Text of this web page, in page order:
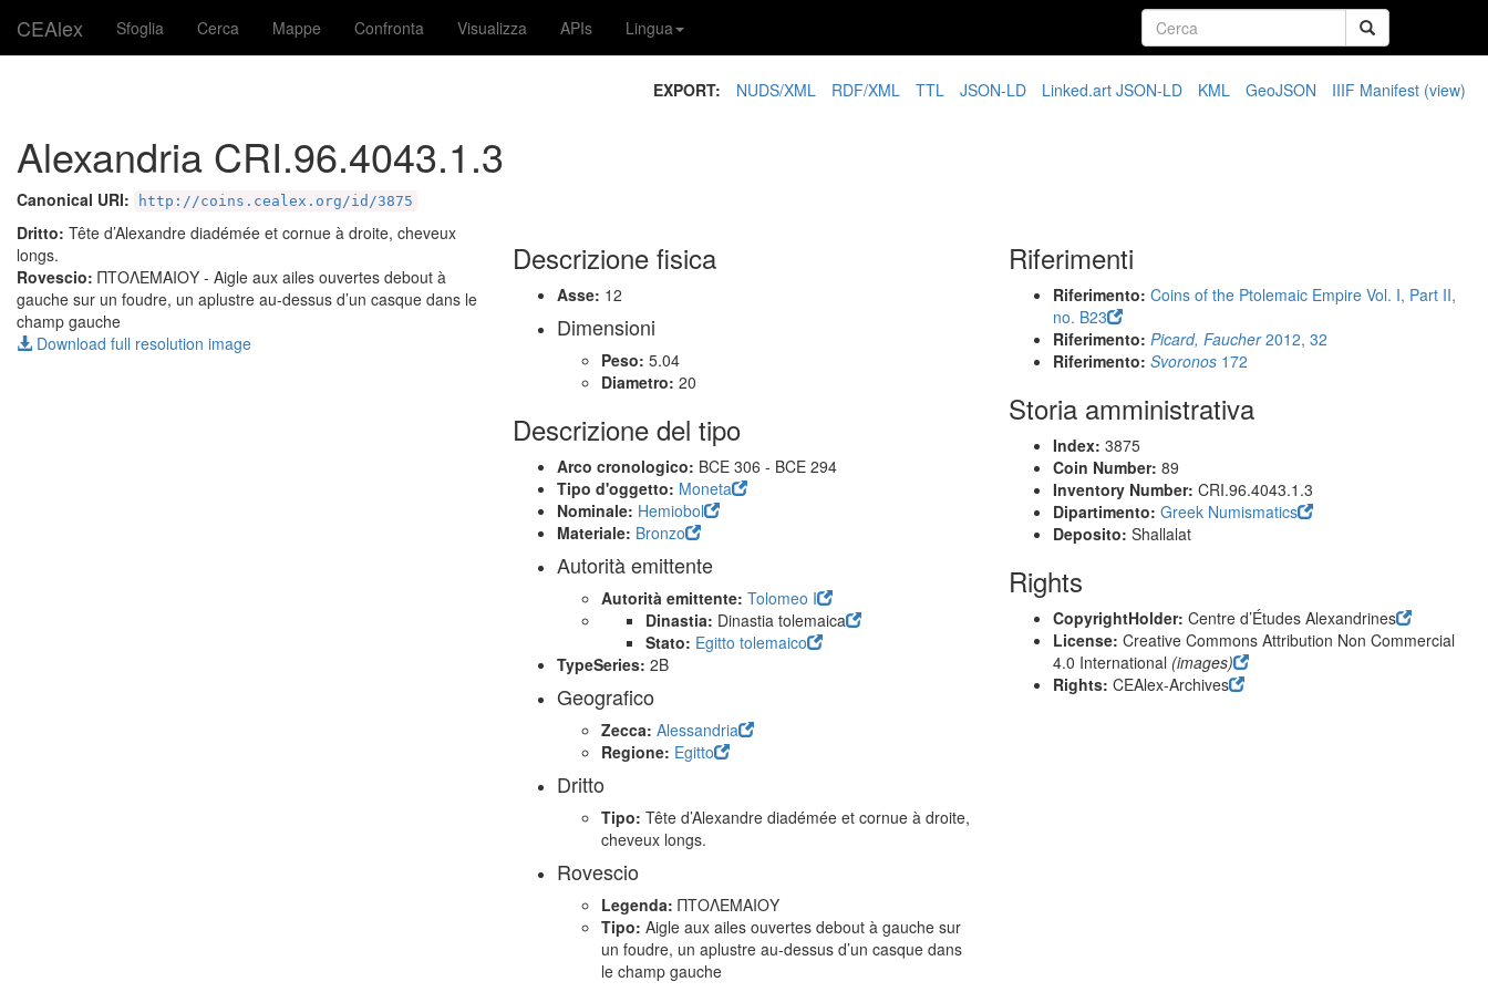
CEAlex Sfoglia Cerca Mappe Confronta Visualizza APIs Lingua
EXPORT: NUDS/XML RDF/XML TTL JSON-LD Linked.art JSON-LD KML GeoJSON IIIF Manifest (view)
Alexandria CRI.96.4043.1.3
Canonical URI: http://coins.cealex.org/id/3875
Dritto: Tête d’Alexandre diadémée et cornue à droite, cheveux
longs.
Rovescio: ΠΤΟΛΕΜΑΙΟΥ - Aigle aux ailes ouvertes debout à
gauche sur un foudre, un aplustre au-dessus d’un casque dans le
champ gauche
Download full resolution image
Descrizione fisica
Asse: 12
Dimensioni
Peso: 5.04
Diametro: 20
Descrizione del tipo
Arco cronologico: BCE 306 - BCE 294
Tipo d'oggetto: Moneta
Nominale: Hemiobol
Materiale: Bronzo
Autorità emittente
Autorità emittente: Tolomeo I
Dinastia: Dinastia tolemaica
Stato: Egitto tolemaico
TypeSeries: 2B
Geografico
Zecca: Alessandria
Regione: Egitto
Dritto
Tipo: Tête d’Alexandre diadémée et cornue à droite,
cheveux longs.
Rovescio
Legenda: ΠΤΟΛΕΜΑΙΟΥ
Tipo: Aigle aux ailes ouvertes debout à gauche sur
un foudre, un aplustre au-dessus d’un casque dans
le champ gauche
Riferimenti
Riferimento: Coins of the Ptolemaic Empire Vol. I, Part II,
no. B23
Riferimento: Picard, Faucher2012, 32
Riferimento: Svoronos 172
Storia amministrativa
Index: 3875
Coin Number: 89
Inventory Number: CRI.96.4043.1.3
Dipartimento: Greek Numismatics
Deposito: Shallalat
Rights
CopyrightHolder: Centre d’Études Alexandrines
License: Creative Commons Attribution Non Commercial
4.0 International (images)
Rights: CEAlex-Archives